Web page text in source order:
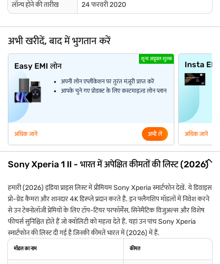
लॉन्च होने की तारीख 24 फरवरी 2020
अभी खरीदें, बाद में भुगतान करें
शून्य अप्रूवल शुल्क
Easy EMI लोन
अपनी लोन एप्लीकेशन पर तुरंत मंज़ूरी प्राप्त करें
आपके चुने गए प्रोडक्ट के लिए कस्टमाइज़्ड लोन प्लान
अधिक जानें अभी लें
Insta
अधिक जानें
Sony Xperia 1 II - भारत में अपेक्षित कीमतों की लिस्ट (2026)
हमारी (2026) इंडिया प्राइस लिस्ट में प्रीमियम Sony Xperia स्मार्टफोन देखें. ये डिवाइस
प्रो-ग्रेड कैमरा और शानदार 4K डिस्प्ले प्रदान करते हैं. इन फ्लैगशिप मॉडलों में निवेश करने
से उन टेक्नोलॉजी प्रेमियों के लिए टॉप-टियर परफॉर्मेंस, सिनेमैटिक विजुअल्स और विशेष
फीचर्स सुनिश्चित होते हैं जो क्वॉलिटी को महत्व देते हैं. यहां उन पांच Sony Xperia
स्मार्टफोन की लिस्ट दी गई है जिनकी कीमतें भारत में (2026) में हैं.
मॉडल का नाम कीमत